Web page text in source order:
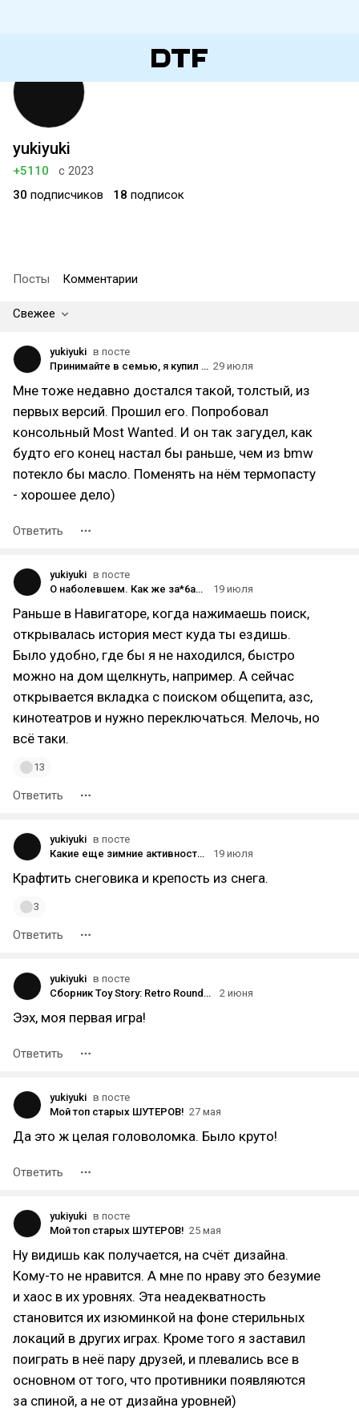
yukiyuki
+5110
с 2023
30 подписчиков 18 подписок
Посты Комментарии
Свежее
yukiyuki в посте
Принимайте в семью, я купил Xbox 360 29 июля
Мне тоже недавно достался такой, толстый, из
первых версий. Прошил его. Попробовал
консольный Most Wanted. И он так загудел, как
будто его конец настал бы раньше, чем из bmw
потекло бы масло. Поменять на нём термопасту
- хорошее дело)
Ответить
yukiyuki в посте
О наболевшем. Как же за*6ала реклама в наших сервисах.
19 июля
Раньше в Навигаторе, когда нажимаешь поиск,
открывалась история мест куда ты ездишь.
Было удобно, где бы я не находился, быстро
можно на дом щелкнуть, например. А сейчас
открывается вкладка с поиском общепита, азс,
кинотеатров и нужно переключаться. Мелочь, но
всё таки.
13
Ответить
yukiyuki в посте
Какие еще зимние активности добавить в Зимнюю Хижину?
19 июля
Крафтить снеговика и крепость из снега.
3
Ответить
yukiyuki в посте
Сборник Toy Story: Retro Roundup с играми по «Истории игрушек» выйдет 15 октября
2 июня
Ээх, моя первая игра!
Ответить
yukiyuki в посте
Мой топ старых ШУТЕРОВ! 27 мая
Да это ж целая головоломка. Было круто!
Ответить
yukiyuki в посте
Мой топ старых ШУТЕРОВ! 25 мая
Ну видишь как получается, на счёт дизайна.
Кому-то не нравится. А мне по нраву это безумие
и хаос в их уровнях. Эта неадекватность
становится их изюминкой на фоне стерильных
локаций в других играх. Кроме того я заставил
поиграть в неё пару друзей, и плевались все в
основном от того, что противники появляются
за спиной, а не от дизайна уровней)